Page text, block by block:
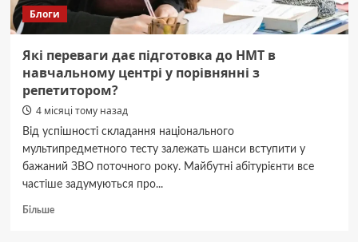
Блоги
Які переваги дає підготовка до НМТ в
навчальному центрі у порівнянні з
репетитором?
4 місяці тому назад
Від успішності складання національного
мультипредметного тесту залежать шанси вступити у
бажаний ЗВО поточного року. Майбутні абітурієнти все
частіше задумуються про...
БільшеДокладніше